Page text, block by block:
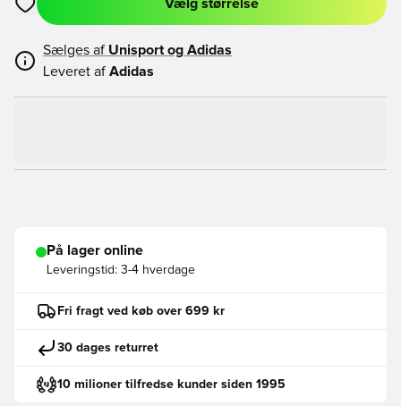
Åbner en Modal til at logge ind eller tilmelde dig som medlem
Vælg størrelse
Sælges af Unisport og Adidas
Leveret af Adidas
På lager online
Leveringstid: 3-4 hverdage
Fri fragt ved køb over 699 kr
30 dages returret
10 milioner tilfredse kunder siden 1995